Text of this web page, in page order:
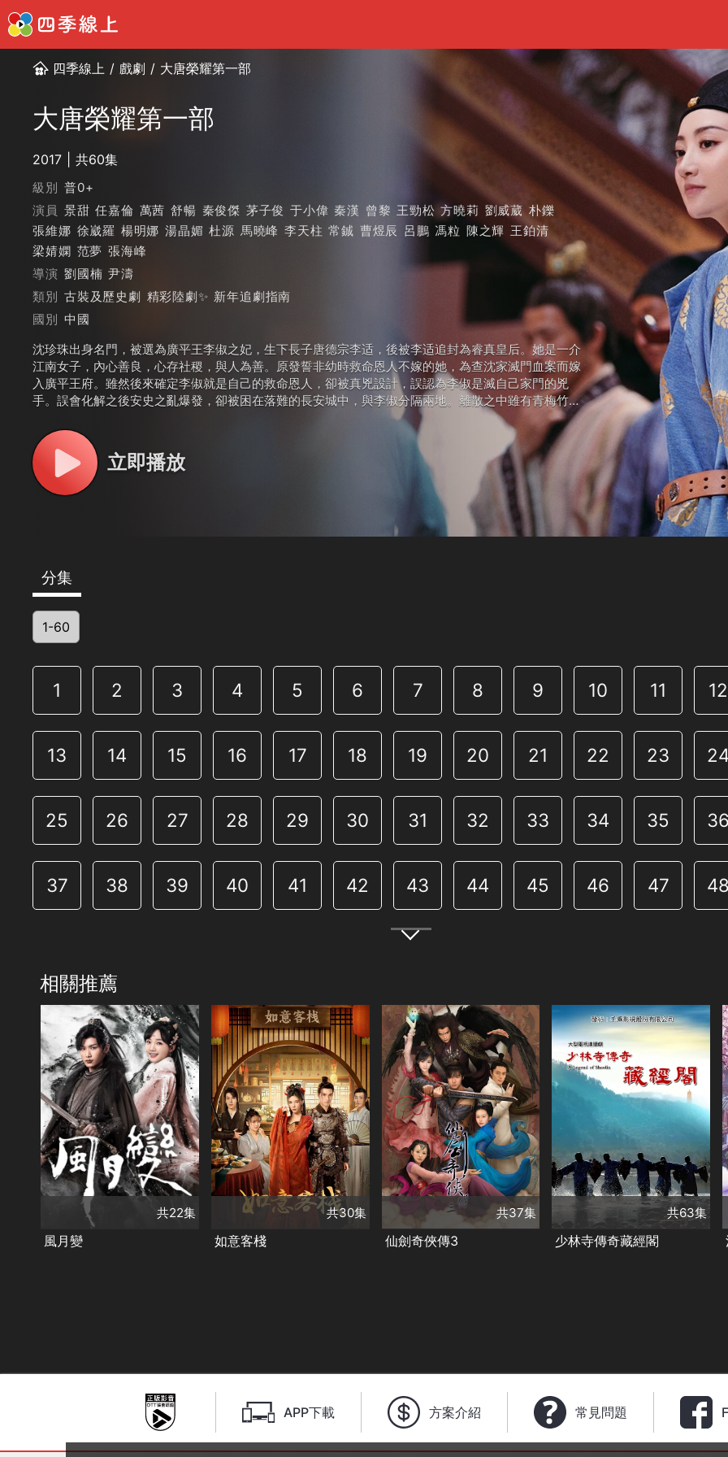
四季線上 / 戲劇 / 大唐榮耀第一部
大唐榮耀第一部
2017 共60集
級別 普0+
演員 景甜 任嘉倫 萬茜 舒暢 秦俊傑 茅子俊 于小偉 秦漢 曾黎 王勁松 方曉莉 劉威葳 朴鑠
張維娜 徐崴羅 楊明娜 湯晶媚 杜源 馬曉峰 李天柱 常鋮 曹煜辰 呂鵬 馮粒 陳之輝 王鉑清
梁婧嫻 范夢 張海峰
導演 劉國楠 尹濤
類別 古裝及歷史劇 精彩陸劇✨ 新年追劇指南
國別 中國
沈珍珠出身名門，被選為廣平王李俶之妃，生下長子唐德宗李适，後被李适追封為睿真皇后。她是一介
江南女子，內心善良，心存社稷，與人為善。原發誓非幼時救命恩人不嫁的她，為查沈家滅門血案而嫁
入廣平王府。雖然後來確定李俶就是自己的救命恩人，卻被真兇設計，誤認為李俶是滅自己家門的兇
手。誤會化解之後安史之亂爆發，卻被困在落難的長安城中，與李俶分隔兩地。離散之中雖有青梅竹馬
安慶緒對其追求，仍堅守對李俶的愛。唐軍收復長安後，宣布流散之人不得入宮，但李俶一心要接珍珠
回來。這宮城中仍有上演不完的爾虞我詐，只是珍珠在李俶身邊，與其共同進退。唐肅宗時期，皇室內
憂外患。三皇子李倓受張皇后誣陷而亡，李俶身為皇兄悲痛不已，對父皇和朝政心灰意冷，頹喪度日。
立即播放
分集
1-60
1 2 3 4 5 6 7 8 9 10 11 12
13 14 15 16 17 18 19 20 21 22 23
25 26 27 28 29 30 31 32 33 34 35
37 38 39 40 41 42 43 44 45 46 47
相關推薦
共22集
演員
呂小雨
趙弈欽
鄧凱
烏日麗格
王若麟
類別
古裝及歷史劇
甜寵愛情❤️
精彩陸劇
共22集
風月變
共30集
演員
柯乃予 黃俊捷
類別
古裝及歷史劇
奇幻
精彩陸劇✨
共30集
如意客棧
共37集
演員
胡歌 霍建華
楊冪
劉詩詩
唐嫣 黃志瑋
類別
古裝及歷史劇
精彩陸劇✨
共37集
仙劍奇俠傳3
共63集
張倬聞 馨子
張穎
陳浩民
柴碧雲
許明虎
王紅舟
王鶴鳴
鞏漢林
王勁松
羅家英
馬玉輝
類別
古裝及歷史劇
精彩陸劇✨
共63集
少林寺傳奇藏經閣
APP下載 方案介紹 常見問題